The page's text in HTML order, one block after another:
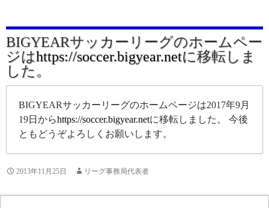
BIGYEARサッカーリーグのホームペー
ジはhttps://soccer.bigyear.netに移転しま
した。
BIGYEARサッカーリーグのホームページは2017年9月
19日からhttps://soccer.bigyear.netに移転しました。 今後
ともどうぞよろしくお願いします。
2013年11月25日 リーグ事務局代表者